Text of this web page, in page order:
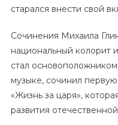
старался внести свой
Сочинения Михаила
национальный колорит
стал
музыке, сочинил
«Жизнь за царя»,
развития